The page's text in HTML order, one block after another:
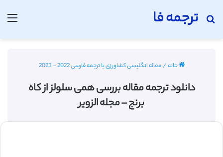
ترجمه فا
جستجو برای
خانه/مقاله انگلیسی کشاورزی با ترجمه فارسی 2022 - 2023
دانلود ترجمه مقاله بررسی همی سلولز از کاه
برنج – مجله الزویر